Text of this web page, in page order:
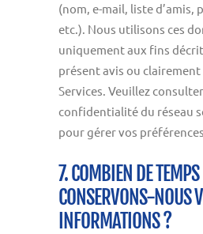
(nom, e-mail, liste d’amis,
etc.). Nous utilisons ces
uniquement aux fins
présent avis ou
Services. Veuillez
confidentialité du réseau
pour gérer vos
7. COMBIEN DE TEMPS
CONSERVONS-NOUS
INFORMATIONS ?